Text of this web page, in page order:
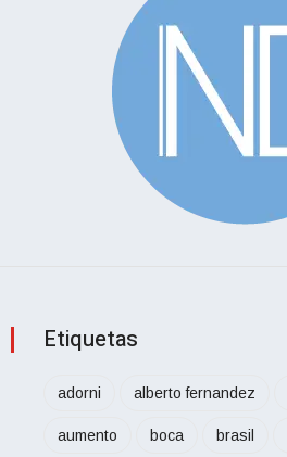
Etiquetas
adorni alberto fernandez
aumento boca brasil